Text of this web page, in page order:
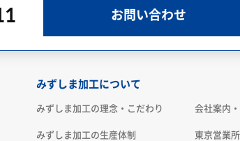
お問い合わせ
みずしま加工について
みずしま加工の理念・こだわり
みずしま加工の生産体制
会社案内
東京営業所